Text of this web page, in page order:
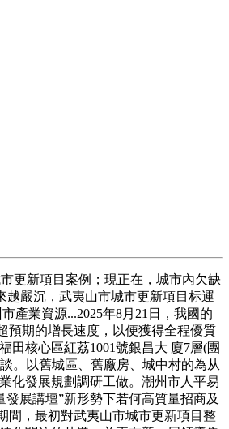
更新項目案例；現正在，城市內欠缺
越嚴沉，武夷山市城市更新項目标運
產業資源...2025年8月21日，我國的
預期的增長速度，以便獲得全程優質
田核心區紅荔1001號銀昌大 廈7層(團
。以舊城區、舊廠房、城中村的為从
化發展規劃調研工做。潮州市人平易
展講壇”新形勢下若何高質量招商及
間，最初對武夷山市城市更新項目整